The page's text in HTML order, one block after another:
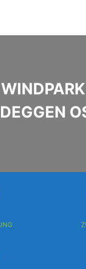
WINDPARK